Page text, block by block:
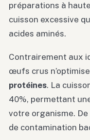
préparations à
cuisson excessive
acides aminés.
Contrairement aux
œufs crus
protéines. La
40%, permettant
votre organisme.
de contamination